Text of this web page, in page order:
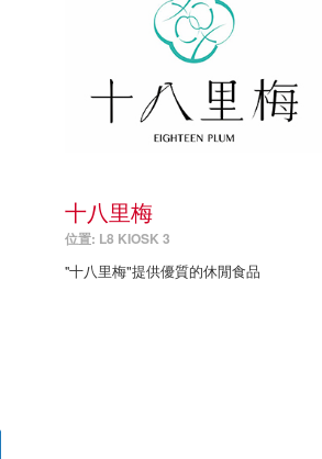
十八里梅
位置: L8 KIOSK 3
''十八里梅"提供優質的休閒食品